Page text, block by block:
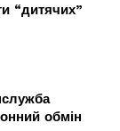
“дитячих”
обмін